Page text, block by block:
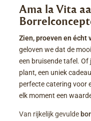
Ama la Vita
Zien, proeven en écht
geloven we dat de
een bruisende tafel.
plant, een uniek
perfecte catering voor
elk moment een
Van rijkelijk gevulde